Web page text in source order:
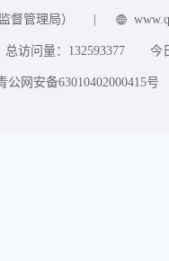
督管理局）
总访问量： 132593377 今
公网安备63010402000415号